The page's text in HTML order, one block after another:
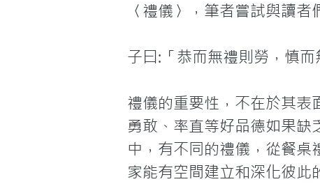
〈禮儀〉，筆者嘗試與讀者
子曰:「恭而無禮則勞，慎
禮儀的重要性，不在於其表
勇敢、率直等好品德如果缺
中，有不同的禮儀，從餐
家能有空間建立和深化彼此